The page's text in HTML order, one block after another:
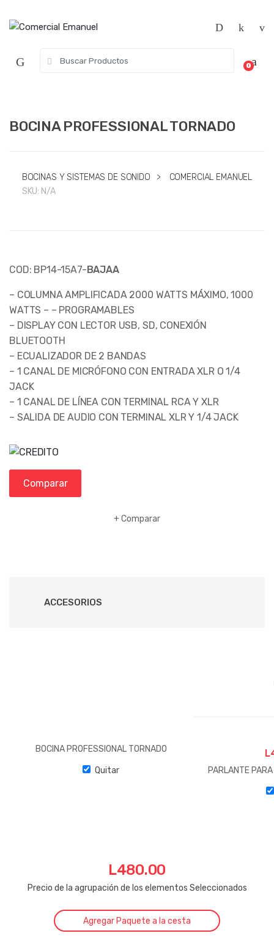
de:
0
BOCINA PROFESSIONAL TORNADO
BOCINAS Y SISTEMAS DE SONIDO >
COMERCIAL EMANUEL
SKU: N/A
COD: BP14-15A7- BAJAA
– COLUMNA AMPLIFICADA 2000 WATTS MÁXIMO, 1000
WATTS – – PROGRAMABLES
– DISPLAY CON LECTOR USB, SD, CONEXIÓN
BLUETOOTH
– ECUALIZADOR DE 2 BANDAS
– 1 CANAL DE MICRÓFONO CON ENTRADA XLR O 1/4
JACK
– 1 CANAL DE LÍNEA CON TERMINAL RCA Y XLR
– SALIDA DE AUDIO CON TERMINAL XLR Y 1/4 JACK
Comparar
Comparar
ACCESORIOS
BOCINA PROFESSIONAL TORNADO
Quitar
L
PARLANTE
L480.00
Precio de la agrupación de los elementos Seleccionados
Agregar Paquete a la cesta